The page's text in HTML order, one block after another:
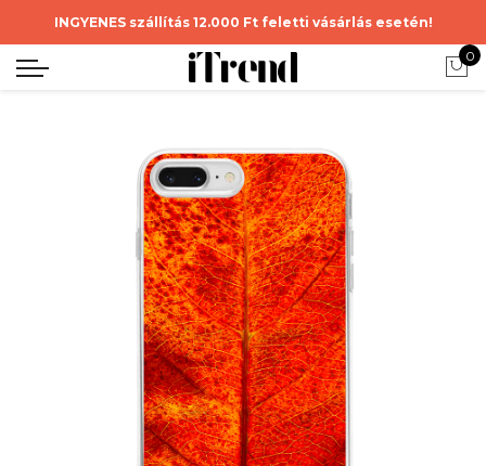
INGYENES szállítás 12.000 Ft feletti vásárlás esetén!
0